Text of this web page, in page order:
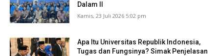
Dalam II
Kamis, 23 Juli 2026 5:02 pm
Apa Itu Universitas Republik Indonesia,
Tugas dan Fungsinya? Simak Penjelasan